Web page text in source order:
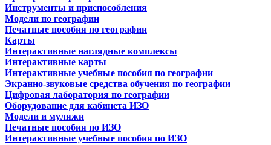
Инструменты и приспособления
Модели по географии
Печатные пособия по географии
Карты
Интерактивные наглядные комплексы
Интерактивные карты
Интерактивные учебные пособия по географии
Экранно-звуковые средства обучения по географии
Цифровая лаборатория по географии
Оборудование для кабинета ИЗО
Модели и муляжи
Печатные пособия по ИЗО
Интерактивные учебные пособия по ИЗО